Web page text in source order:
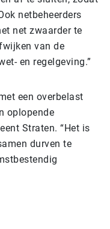
netbeheerders
net zwaarder te
van de
en regelgeving.”
een overbelast
oplopende
Straten. “Het is
durven te